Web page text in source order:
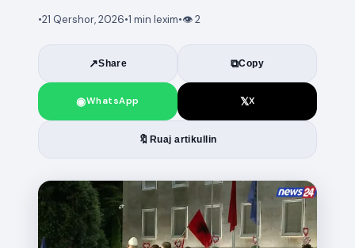
•21 Qershor, 2026•1 min lexim•👁 2
↗Share ⧉Copy
◉WhatsApp 𝕏X
🔖 Ruaj artikullin